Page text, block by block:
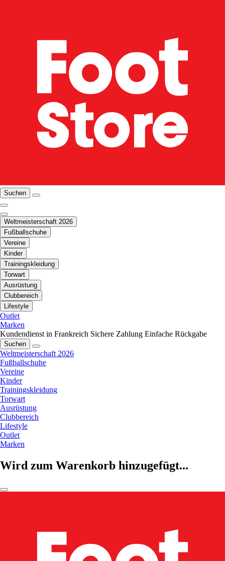
Suchen
Weltmeisterschaft 2026
Fußballschuhe
Vereine
Kinder
Trainingskleidung
Torwart
Ausrüstung
Clubbereich
Lifestyle
Outlet
Marken
Kundendienst in Frankreich Sichere Zahlung Einfache Rückgabe
Suchen
Weltmeisterschaft 2026
Fußballschuhe
Vereine
Kinder
Trainingskleidung
Torwart
Ausrüstung
Clubbereich
Lifestyle
Outlet
Marken
Wird zum Warenkorb hinzugefügt...